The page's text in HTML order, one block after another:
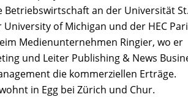
an der Universität St.
of Michigan und der HEC
Medienunternehmen Ringier, wo er
und Leiter Publishing & News
die kommerziellen Erträge.
in Egg bei Zürich und Chur.